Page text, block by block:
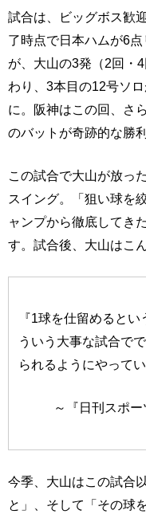
試合は、ビッグボス歓
了時点で日本ハムが6
が、大山の3発（2回・
わり、3本目の12号ソ
に。阪神はこの回、さ
のバットが奇跡的な勝
この試合で大山が放っ
スイング。「狙い球を
ャンプから徹底してき
す。試合後、大山はこ
『1球を仕留めると
ういう大事な試合で
られるようにやってい
～『日刊スポ
今季、大山はこの試合
と」、そして「その球